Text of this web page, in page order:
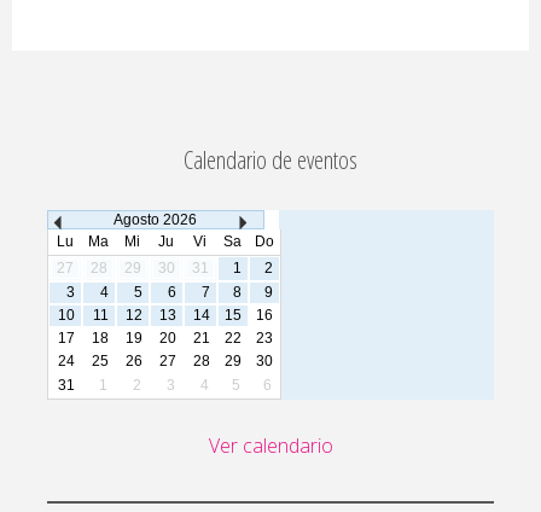
Calendario de eventos
Agosto 2026
Lu
Ma Mi Ju Vi Sa
Do
27
28 29 30 31 1
2
3
4 5 6 7 8
9
10
11 12 13 14 15
16
17
18 19 20 21 22
23
24
25 26 27 28 29
30
31
1 2 3 4 5 6
Ver calendario